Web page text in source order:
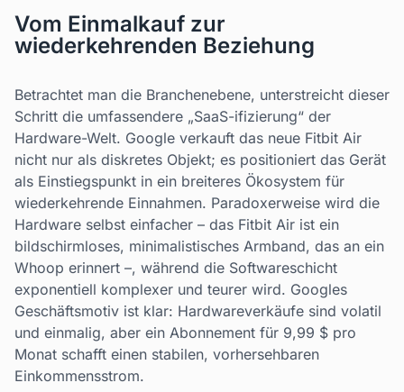
Vom Einmalkauf zur
wiederkehrenden Beziehung
Betrachtet man die Branchenebene, unterstreicht dieser
Schritt die umfassendere „SaaS-ifizierung“ der
Hardware-Welt. Google verkauft das neue Fitbit Air
nicht nur als diskretes Objekt; es positioniert das Gerät
als Einstiegspunkt in ein breiteres Ökosystem für
wiederkehrende Einnahmen. Paradoxerweise wird die
Hardware selbst einfacher – das Fitbit Air ist ein
bildschirmloses, minimalistisches Armband, das an ein
Whoop erinnert –, während die Softwareschicht
exponentiell komplexer und teurer wird. Googles
Geschäftsmotiv ist klar: Hardwareverkäufe sind volatil
und einmalig, aber ein Abonnement für 9,99 $ pro
Monat schafft einen stabilen, vorhersehbaren
Einkommensstrom.